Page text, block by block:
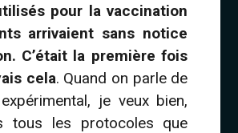
pour la vaccination
arrivaient sans notice
C’était la première fois
cela. Quand on parle de
je veux bien,
tous les protocoles que